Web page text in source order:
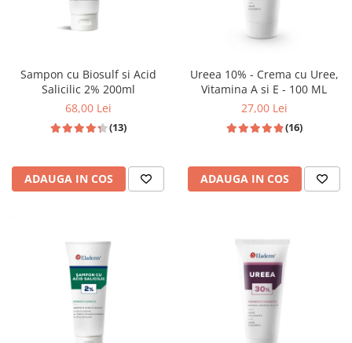
Produse pentru pete pigmentare
Pachete
Sampon cu Biosulf si Acid
Salicilic 2% 200ml
68,00 Lei
(13)
ADAUGA IN COS
Ureea 10% - Crema cu Uree,
Vitamina A si E - 100 ML
27,00 Lei
(16)
ADAUGA IN COS